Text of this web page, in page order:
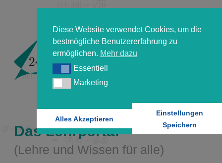
Diese Website verwendet Cookies, um die
bestmögliche Benutzererfahrung zu
ermöglichen. Mehr dazu
EssentiellEssentiell
MarketingMarketing
Alles Akzeptieren
Einstellungen
Speichern
Das Lehrportal
(Lehre und Wissen für alle)